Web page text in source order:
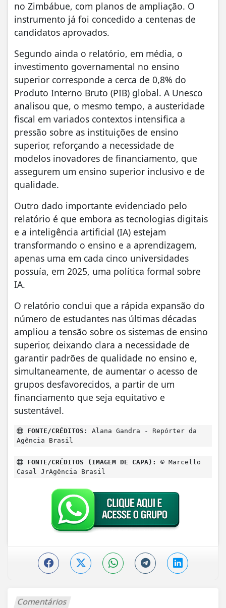
no Zimbábue, com planos de ampliação. O
instrumento já foi concedido a centenas de
candidatos aprovados.
Segundo ainda o relatório, em média, o
investimento governamental no ensino
superior corresponde a cerca de 0,8% do
Produto Interno Bruto (PIB) global. A Unesco
analisou que, o mesmo tempo, a austeridade
fiscal em variados contextos intensifica a
pressão sobre as instituições de ensino
superior, reforçando a necessidade de
modelos inovadores de financiamento, que
assegurem um ensino superior inclusivo e de
qualidade.
Outro dado importante evidenciado pelo
relatório é que embora as tecnologias digitais
e a inteligência artificial (IA) estejam
transformando o ensino e a aprendizagem,
apenas uma em cada cinco universidades
possuía, em 2025, uma política formal sobre
IA.
O relatório conclui que a rápida expansão do
número de estudantes nas últimas décadas
ampliou a tensão sobre os sistemas de ensino
superior, deixando clara a necessidade de
garantir padrões de qualidade no ensino e,
simultaneamente, de aumentar o acesso de
grupos desfavorecidos, a partir de um
financiamento que seja equitativo e
sustentável.
FONTE/CRÉDITOS:
Alana Gandra - Repórter da
Agência Brasil
FONTE/CRÉDITOS (IMAGEM DE CAPA):
© Marcello
Casal JrAgência Brasil
Comentários